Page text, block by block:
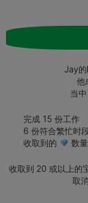
Jay的
他
当
完成 15 份工作
6 份符合繁忙时
收取到的
数量
收取到 20 或以上的
取